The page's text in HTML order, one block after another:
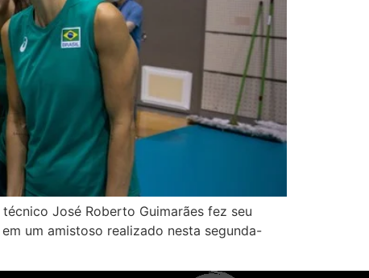
José Roberto Guimarães fez seu
um amistoso realizado nesta segunda-